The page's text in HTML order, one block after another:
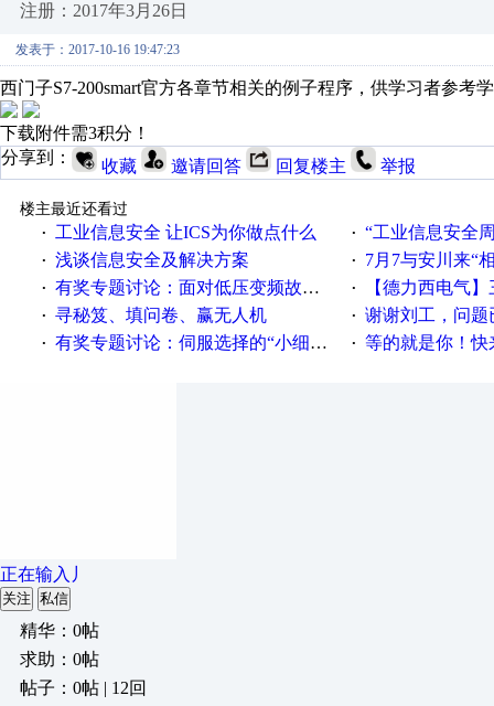
注册：2017年3月26日
发表于：2017-10-16 19:47:23
西门子S7-200smart官方各章节相关的例子程序，供学习者参考
下载附件需3积分！
分享到：
收藏 邀请回答 回复楼主 举报
楼主最近还看过
·
工业信息安全 让ICS为你做点什么 · “工业信息安全周之我见”
· 浅谈信息安全及解决方案 · 7月7与安川来“
· 有奖专题讨论：面对低压变频故障，老手是这样解决的！ · 【德力西电气】三
· 寻秘笈、填问卷、赢无人机 · 谢谢刘工，问题
· 有奖专题讨论：伺服选择的“小细节大学问”奖励公告 · 等的就是你！快来
正在输入丿
关注 私信
精华：0帖
求助：0帖
帖子：0帖 | 12回